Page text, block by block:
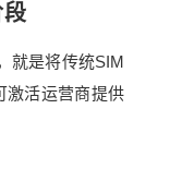
就是将传统SIM
激活运营商提供